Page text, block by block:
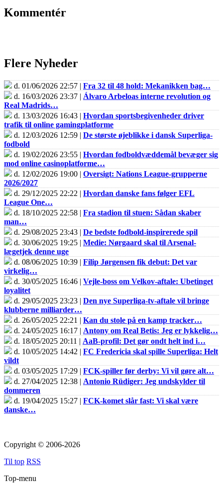
Kommentér
Flere Nyheder
d. 01/06/2026 22:57 | Fra 32 til 48 hold: Mekanikken bag…
d. 16/03/2026 23:37 | Álvaro Arbeloas interne revolution og
Real Madrids…
d. 13/03/2026 16:43 | Hvordan sportsbegivenheder driver
trafik til online gamingplatforme
d. 12/03/2026 12:59 | De største øjeblikke i dansk Superliga-
fodbold
d. 19/02/2026 23:55 | Hvordan fodboldvæddemål bevæger sig
mod online casinoplatforme…
d. 12/02/2026 19:00 | Oversigt: Nations League-grupperne
2026/2027
d. 29/12/2025 22:22 | Hvordan danske fans følger EFL
League One…
d. 18/10/2025 22:58 | Fra stadion til stuen: Sådan skaber
man…
d. 29/08/2025 23:43 | De bedste fodbold-inspirerede spil
d. 30/06/2025 19:25 | Medie: Nørgaard skal til Arsenal-
lægetjek denne uge
d. 08/06/2025 10:39 | Filip Jørgensen fik debut: Det var
virkelig…
d. 30/05/2025 16:46 | Vejle-boss om Velkov-aftale: Ubetinget
loyalitet
d. 29/05/2025 23:23 | Den nye Superliga-tv-aftale vil bringe
klubberne milliarder…
d. 26/05/2025 22:21 | Kan du stole på en kamp tracker…
d. 24/05/2025 16:17 | Antony om Real Betis: Jeg er lykkelig…
d. 18/05/2025 20:11 | AaB-profil: Det gør ondt helt ind i…
d. 10/05/2025 14:42 | FC Fredericia skal spille Superliga: Helt
vildt
d. 03/05/2025 17:29 | FCK-spiller før derby: Vi vil gøre alt…
d. 27/04/2025 12:38 | Antonio Rüdiger: Jeg undskylder til
dommeren
d. 19/04/2025 15:27 | FCK-komet slår fast: Vi skal være
danske…
Copyright © 2006-2026
Til top RSS
Top-menu